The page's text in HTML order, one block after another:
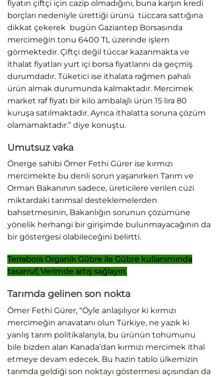
fiyatın çiftçi için cazip olmadığını, buna karşın kredi
borçları nedeniyle ürettiği ürünü tüccara sattığına
dikkat çekerek bugün Gaziantep Borsasında
mercimeğin tonu 6400 TL üzerinde işlem
görmektedir. Çiftçi değil tüccar kazanmakta ve
ithalat fiyatları yurt içi borsa fiyatlarını da geçmiş
durumdadır. Tüketici ise ithalata rağmen pahalı
ürün almak durumunda kalmaktadır. Mercimek
market raf fiyatı bir kilo ambalajlı ürün 15 lira 80
kuruşa satılmaktadır. Ayrıca ithalatta soruna çözüm
olamamaktadır.” diye konuştu.
Umutsuz vaka
Önerge sahibi Ömer Fethi Gürer ise kırmızı
mercimekte bu denli sorun yaşanırken Tarım ve
Orman Bakanının sadece, üreticilere verilen cüzi
miktardaki tarımsal desteklemelerden
bahsetmesinin, Bakanlığın sorunun çözümüne
yönelik herhangi bir girişimde bulunmayacağının da
bir göstergesi olabileceğini belirtti.
Terrabora Organik Gübre ile Gübre kullanımında
tasarruf, Verimde artış sağlayın.
Tarımda gelinen son nokta
Ömer Fethi Gürer, “Öyle anlaşılıyor ki kırmızı
mercimeğin anavatanı olun Türkiye, ne yazık ki
yanlış tarım politikalarıyla, bu ürünün tohumunu
bile bizden alan Kanada’dan kırmızı mercimek ithal
etmeye devam edecek. Bu hazin tablo ülkemizin
tarımda geldiği son noktayı göstermesi açısından da